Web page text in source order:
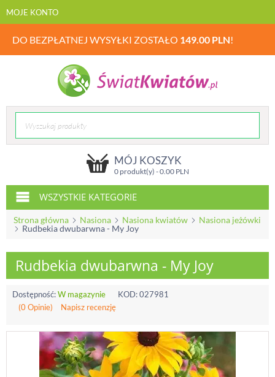
MOJE KONTO
DO BEZPŁATNEJ WYSYŁKI ZOSTAŁO 149.00 PLN!
MÓJ KOSZYK
0 produkt(y) -0.00PLN
WSZYSTKIE KATEGORIE
Strona główna Nasiona Nasiona kwiatów
Nasiona jeżówki
Rudbekia dwubarwna - My Joy
Rudbekia dwubarwna - My Joy
Dostępność:W magazynie KOD:027981
(0 Opinie)
Napisz recenzję